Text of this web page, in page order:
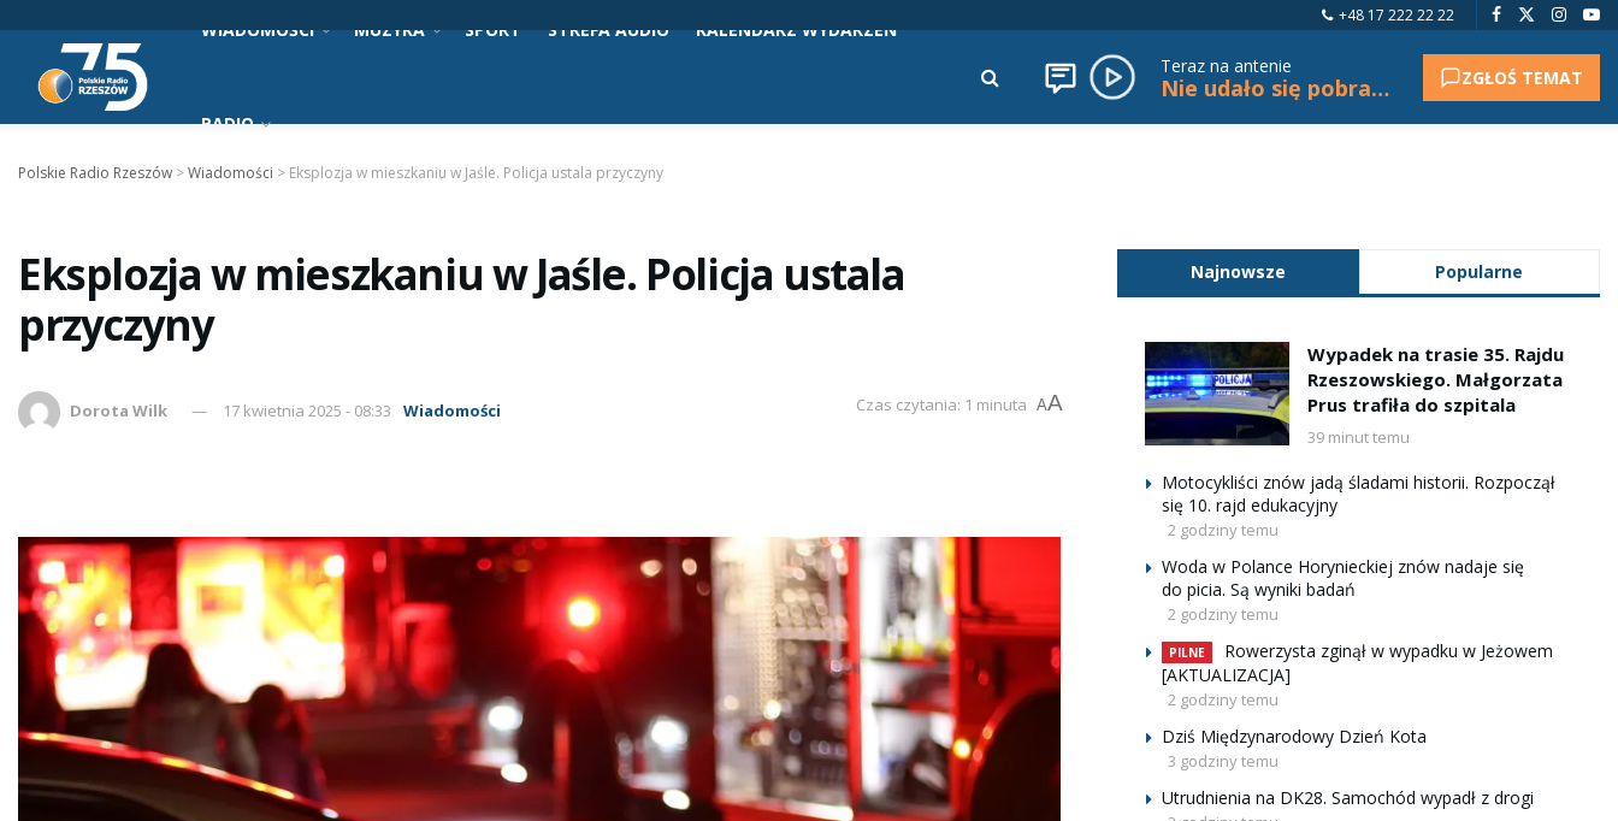
+48 17 222 22 22
WIADOMOŚCI MUZYKA SPORT STREFA AUDIO KALENDARZ WYDARZEŃ
RADIO
Teraz na antenie
Nie udało się pobrać tytułu. ZGŁOŚ TEMAT
Polskie Radio Rzeszów >Wiadomości > Eksplozja w mieszkaniu w Jaśle. Policja ustala przyczyny
Eksplozja w mieszkaniu w Jaśle. Policja ustala
przyczyny
Dorota Wilk 17 kwietnia 2025 - 08:33 Wiadomości Czas czytania: 1 minuta AA
Najnowsze Popularne
Wypadek na trasie 35. Rajdu
Rzeszowskiego. Małgorzata
Prus trafiła do szpitala
39 minut temu
Motocykliści znów jadą śladami historii. Rozpoczął
się 10. rajd edukacyjny
2 godziny temu
Woda w Polance Horynieckiej znów nadaje się
do picia. Są wyniki badań
2 godziny temu
PILNE
Rowerzysta zginął w wypadku w Jeżowem
[AKTUALIZACJA]
2 godziny temu
Dziś Międzynarodowy Dzień Kota
3 godziny temu
Utrudnienia na DK28. Samochód wypadł z drogi